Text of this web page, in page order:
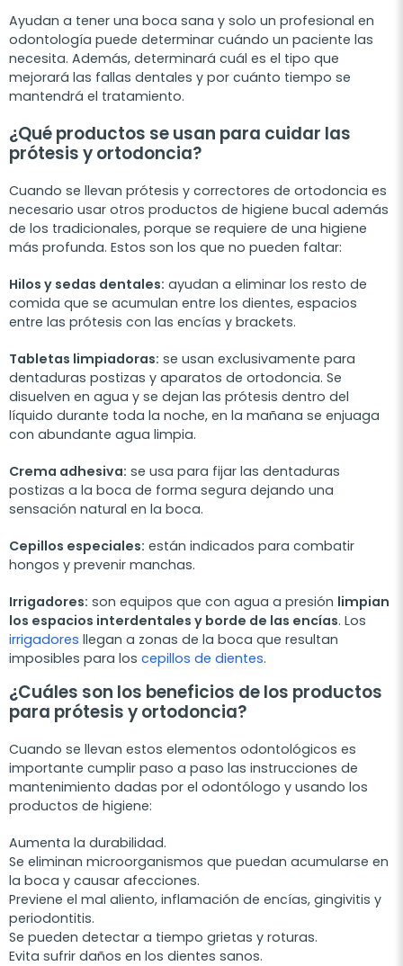
Ayudan a tener una boca sana y solo un profesional en
odontología puede determinar cuándo un paciente las
necesita. Además, determinará cuál es el tipo que
mejorará las fallas dentales y por cuánto tiempo se
mantendrá el tratamiento.
¿Qué productos se usan para cuidar las
prótesis y ortodoncia?
Cuando se llevan prótesis y correctores de ortodoncia es
necesario usar otros productos de higiene bucal además
de los tradicionales, porque se requiere de una higiene
más profunda. Estos son los que no pueden faltar:
Hilos y sedas dentales: ayudan a eliminar los resto de
comida que se acumulan entre los dientes, espacios
entre las prótesis con las encías y brackets.
Tabletas limpiadoras: se usan exclusivamente para
dentaduras postizas y aparatos de ortodoncia. Se
disuelven en agua y se dejan las prótesis dentro del
líquido durante toda la noche, en la mañana se enjuaga
con abundante agua limpia.
Crema adhesiva: se usa para fijar las dentaduras
postizas a la boca de forma segura dejando una
sensación natural en la boca.
Cepillos especiales: están indicados para combatir
hongos y prevenir manchas.
Irrigadores: son equipos que con agua a presión limpian
los espacios interdentales y borde de las encías. Los
irrigadores llegan a zonas de la boca que resultan
imposibles para los cepillos de dientes.
¿Cuáles son los beneficios de los productos
para prótesis y ortodoncia?
Cuando se llevan estos elementos odontológicos es
importante cumplir paso a paso las instrucciones de
mantenimiento dadas por el odontólogo y usando los
productos de higiene:
Aumenta la durabilidad.
Se eliminan microorganismos que puedan acumularse en
la boca y causar afecciones.
Previene el mal aliento, inflamación de encías, gingivitis y
periodontitis.
Se pueden detectar a tiempo grietas y roturas.
Evita sufrir daños en los dientes sanos.